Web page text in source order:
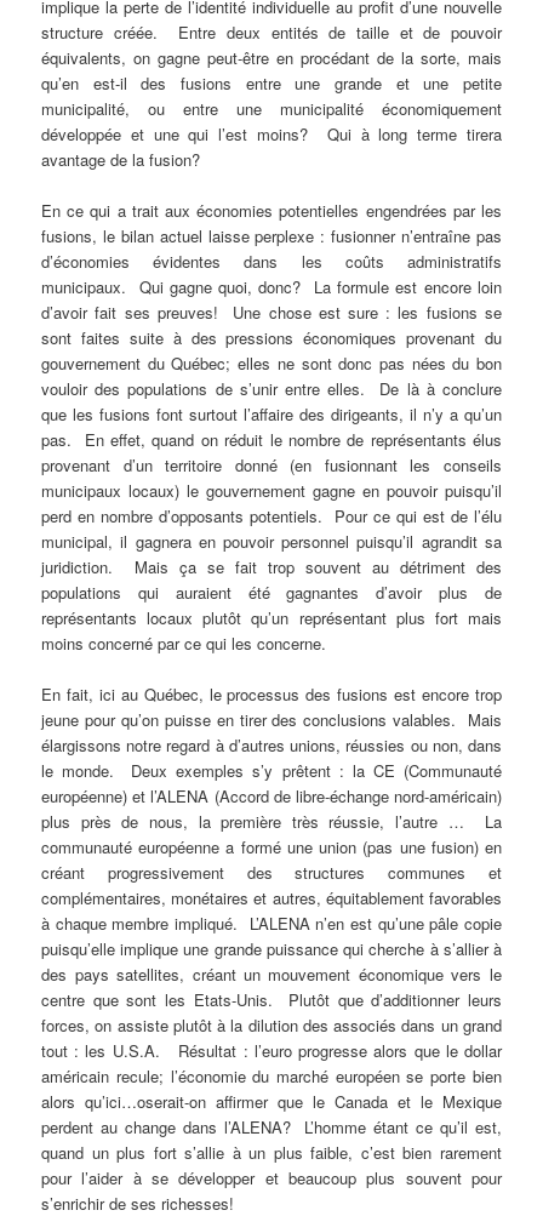
implique la perte de l’identité individuelle au profit d’une nouvelle
structure créée. Entre deux entités de taille et de pouvoir
équivalents, on gagne peut-être en procédant de la sorte, mais
qu’en est-il des fusions entre une grande et une petite
municipalité, ou entre une municipalité économiquement
développée et une qui l’est moins? Qui à long terme tirera
avantage de la fusion?
En ce qui a trait aux économies potentielles engendrées par les
fusions, le bilan actuel laisse perplexe : fusionner n’entraîne pas
d’économies évidentes dans les coûts administratifs
municipaux. Qui gagne quoi, donc? La formule est encore loin
d’avoir fait ses preuves! Une chose est sure : les fusions se
sont faites suite à des pressions économiques provenant du
gouvernement du Québec; elles ne sont donc pas nées du bon
vouloir des populations de s’unir entre elles. De là à conclure
que les fusions font surtout l’affaire des dirigeants, il n’y a qu’un
pas. En effet, quand on réduit le nombre de représentants élus
provenant d’un territoire donné (en fusionnant les conseils
municipaux locaux) le gouvernement gagne en pouvoir puisqu’il
perd en nombre d’opposants potentiels. Pour ce qui est de l’élu
municipal, il gagnera en pouvoir personnel puisqu’il agrandit sa
juridiction. Mais ça se fait trop souvent au détriment des
populations qui auraient été gagnantes d’avoir plus de
représentants locaux plutôt qu’un représentant plus fort mais
moins concerné par ce qui les concerne.
En fait, ici au Québec, le processus des fusions est encore trop
jeune pour qu’on puisse en tirer des conclusions valables. Mais
élargissons notre regard à d’autres unions, réussies ou non, dans
le monde. Deux exemples s’y prêtent : la CE (Communauté
européenne) et l’ALENA (Accord de libre-échange nord-américain)
plus près de nous, la première très réussie, l’autre … La
communauté européenne a formé une union (pas une fusion) en
créant progressivement des structures communes et
complémentaires, monétaires et autres, équitablement favorables
à chaque membre impliqué. L’ALENA n’en est qu’une pâle copie
puisqu’elle implique une grande puissance qui cherche à s’allier à
des pays satellites, créant un mouvement économique vers le
centre que sont les Etats-Unis. Plutôt que d’additionner leurs
forces, on assiste plutôt à la dilution des associés dans un grand
tout : les U.S.A. Résultat : l’euro progresse alors que le dollar
américain recule; l’économie du marché européen se porte bien
alors qu’ici…oserait-on affirmer que le Canada et le Mexique
perdent au change dans l’ALENA? L’homme étant ce qu’il est,
quand un plus fort s’allie à un plus faible, c’est bien rarement
pour l’aider à se développer et beaucoup plus souvent pour
s’enrichir de ses richesses!